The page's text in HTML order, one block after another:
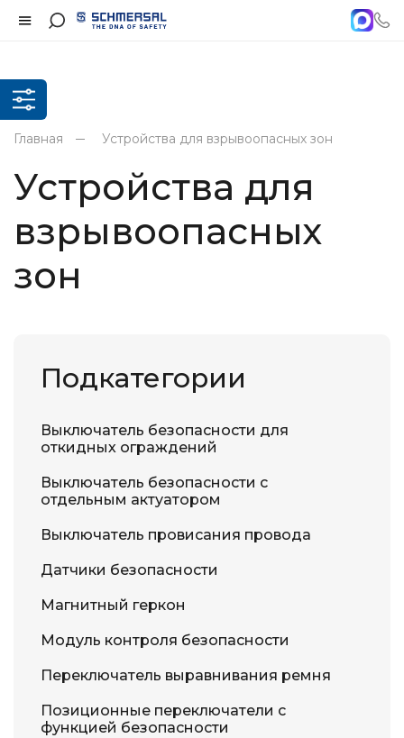
Главная Устройства для взрывоопасных зон
Устройства для
взрывоопасных
зон
Подкатегории
Выключатель безопасности для
откидных ограждений
Выключатель безопасности с
отдельным актуатором
Выключатель провисания провода
Датчики безопасности
Магнитный геркон
Модуль контроля безопасности
Переключатель выравнивания ремня
Позиционные переключатели с
функцией безопасности